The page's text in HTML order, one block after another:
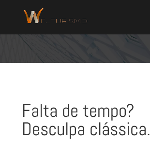
Falta de tempo?
Desculpa clássica.